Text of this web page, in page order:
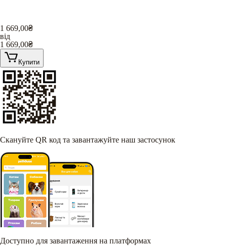
1 669,00₴
від
1 669,00₴
Купити
Скануйте QR код та завантажуйте наш застосунок
Доступно для завантаження на платформах